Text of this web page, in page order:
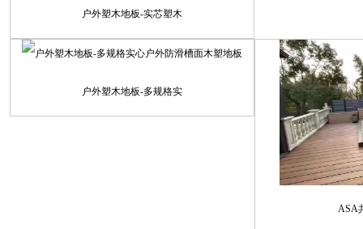
户外塑木地板-实芯塑木
户外塑木地板-多规格实
ASA